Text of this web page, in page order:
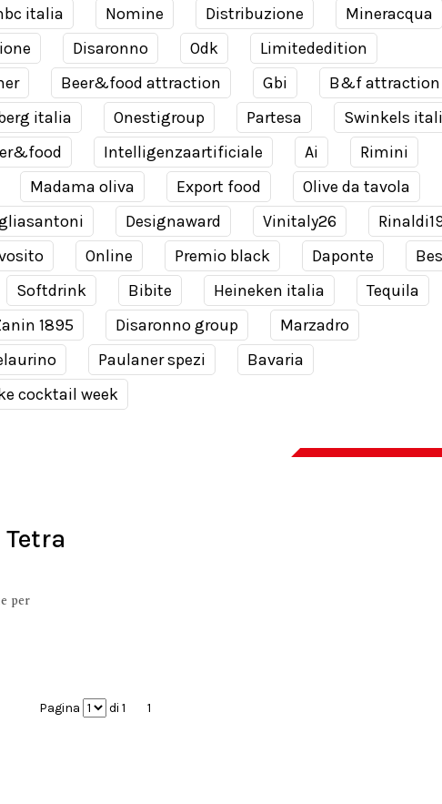
italia Nomine Distribuzione
Mineracqua
Disaronno Odk
Limitededition
Beer&food attraction Gbi
B&f attraction
italia Onestigroup Partesa
Swinkels
Intelligenzaartificiale Ai
Rimini
Madama oliva Export food
Olive da tavola
Designaward Vinitaly26
Online Premio black Daponte
Softdrink Bibite Heineken italia
Tequila
1895 Disaronno group
Marzadro
Paulaner spezi
Bavaria
cocktail week
per
Pagina di 1 1